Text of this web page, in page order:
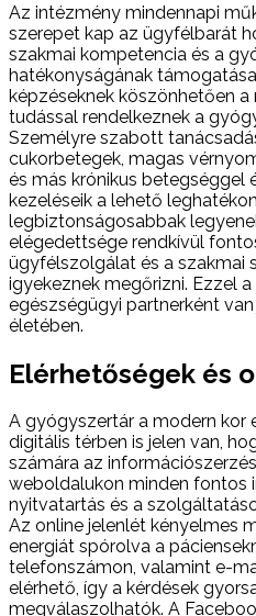
Az intézmény mindennapi
szerepet kap az ügyfélbarát
szakmai kompetencia és a
hatékonyságának
képzéseknek köszönhetően a
tudással rendelkeznek a
Személyre szabott
cukorbetegek, magas
és más krónikus betegséggel
kezeléseik a lehető
legbiztonságosabbak
elégedettsége rendkívül
ügyfélszolgálat és a szakmai
igyekeznek megőrizni. Ezzel
egészségügyi partnerként
életében.
Elérhetőségek és
A gyógyszertár a modern kor
digitális térben is jelen van,
számára az
weboldalukon minden fontos
nyitvatartás és a
Az online jelenlét kényelmes
energiát spórolva a
telefonszámon, valamint e-
elérhető, így a kérdések
megválaszolhatók. A